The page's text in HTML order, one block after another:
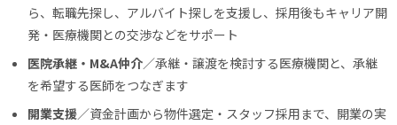
ら、転職先探し、アルバイト探しを支援し、採用後もキャリア開
発・医療機関との交渉などをサポート
医院承継・M&A仲介／承継・譲渡を検討する医療機関と、承継
を希望する医師をつなぎます
開業支援／資金計画から物件選定・スタッフ採用まで、開業の実